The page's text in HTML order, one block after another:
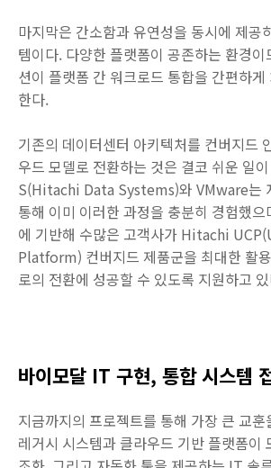
마지막은 간소함과 유연성을 동시에 제공
템이다. 다양한 플랫폼이 공존하는 환경
션이 플랫폼 간 워크로드 통합을 간편하
한다.
기존의 데이터센터 아키텍처를 컨버지드
우드 모델로 전환하는 것은 결코 쉬운 일
S(Hitachi Data Systems)와 VMware는
통해 이미 이러한 과정을 충분히 경험했으
에 기반해 수많은 고객사가 Hitachi
Platform) 컨버지드 제품군을 최대한 활
로의 전환에 성공할 수 있도록 지원하고
바이모달 IT 구현, 통합 시스템
지금까지의 프로젝트를 통해 가장 큰 교
레거시 시스템과 클라우드 기반 플랫폼이